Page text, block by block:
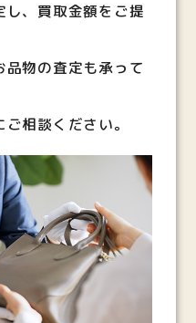
し、買取金額をご提
物の査定も承って
相談ください。